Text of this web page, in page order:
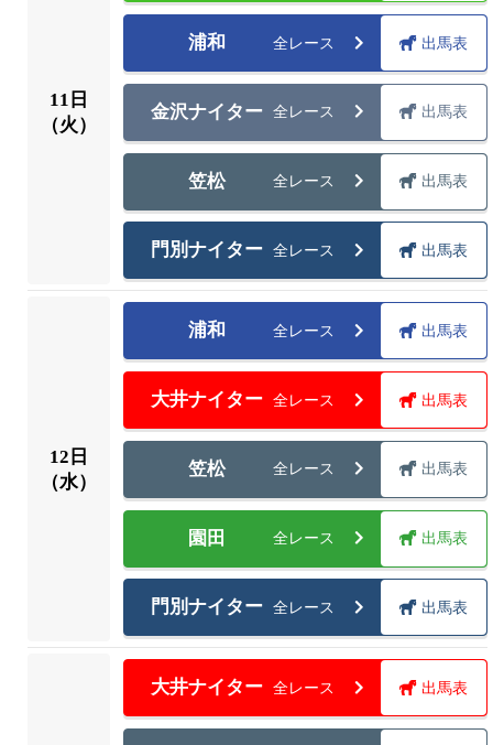
11 日
（火）
浦和 全レース 出馬表
金沢ナイター 全レース 出馬表
笠松 全レース 出馬表
門別ナイター 全レース 出馬表
12 日
（水）
浦和 全レース 出馬表
大井ナイター 全レース 出馬表
笠松 全レース 出馬表
園田 全レース 出馬表
門別ナイター 全レース 出馬表
大井ナイター 全レース 出馬表